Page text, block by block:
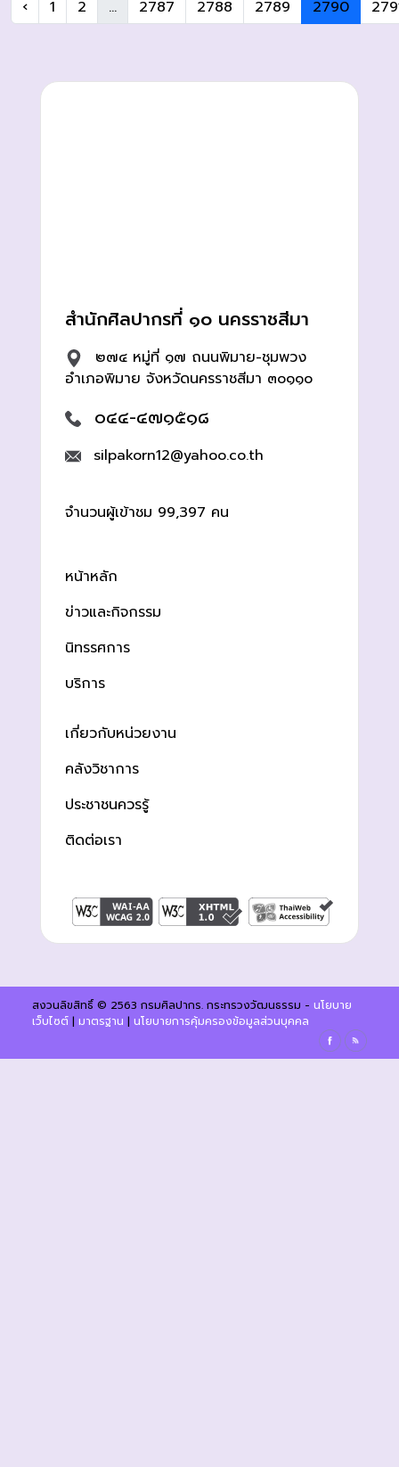
‹ 1 2 ... 2787 2788 2789 2790
สำนักศิลปากรที่ ๑๐ นครราชสีมา
๒๗๔ หมู่ที่ ๑๗ ถนนพิมาย-ชุมพวง
อำเภอพิมาย จังหวัดนครราชสีมา ๓๐๑๑๐
๐๔๔-๔๗๑๕๑๘
silpakorn12@yahoo.co.th
จำนวนผู้เข้าชม 99,397 คน
หน้าหลัก
ข่าวและกิจกรรม
นิทรรศการ
บริการ
เกี่ยวกับหน่วยงาน
คลังวิชาการ
ประชาชนควรรู้
ติดต่อเรา
สงวนลิขสิทธิ์ © 2563 กรมศิลปากร. กระทรวงวัฒนธรรม - นโยบาย
เว็บไซต์| มาตรฐาน | นโยบายการคุ้มครองข้อมูลส่วนบุคคล